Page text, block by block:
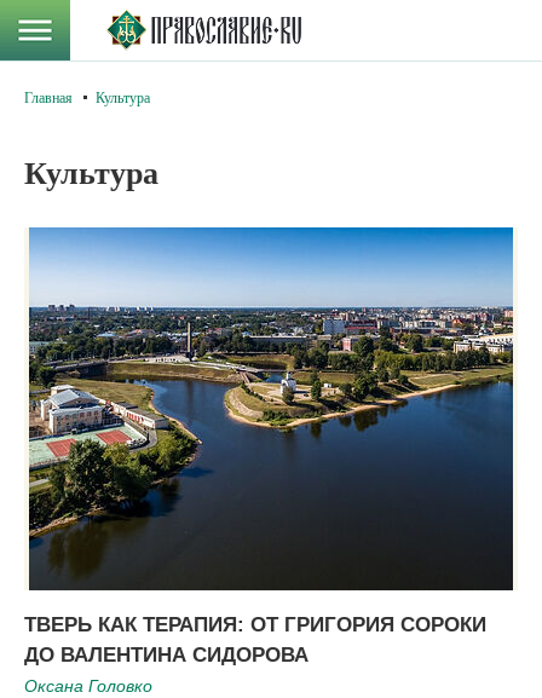
Главная Культура
Культура
ТВЕРЬ КАК ТЕРАПИЯ: ОТ ГРИГОРИЯ СОРОКИ
ДО ВАЛЕНТИНА СИДОРОВА
Оксана Головко